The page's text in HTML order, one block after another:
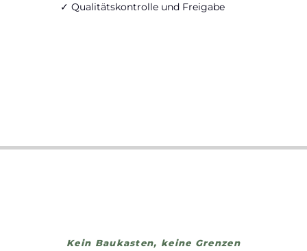
✓ Qualitätskontrolle und Freigabe
Kein Baukasten, keine Grenzen